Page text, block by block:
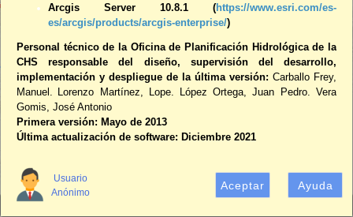
+
–
Arcgis Server 10.8.1 (https://www.esri.com/es-
es/arcgis/products/arcgis-enterprise/)
Personal técnico de la Oficina de Planificación Hidrológica de la
CHS responsable del diseño, supervisión del desarrollo,
implementación y despliegue de la última versión: Carballo Frey,
Manuel. Lorenzo Martínez, Lope. López Ortega, Juan Pedro. Vera
Gomis, José Antonio
Primera versión: Mayo de 2013
Última actualización de software: Diciembre 2021
Usuario
Anónimo
Aceptar Ayuda